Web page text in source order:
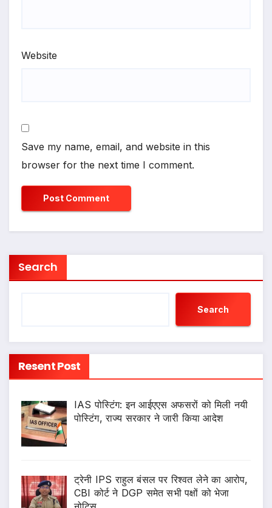
Website
Save my name, email, and website in this
browser for the next time I comment.
Search
Search
Resent Post
IAS पोस्टिंग: इन आईएएस अफसरों को मिली नयी
पोस्टिंग, राज्य सरकार ने जारी किया आदेश
ट्रेनी IPS राहुल बंसल पर रिश्वत लेने का आरोप,
CBI कोर्ट ने DGP समेत सभी पक्षों को भेजा